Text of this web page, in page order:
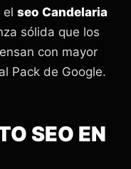
el seo Candelaria
sólida que los
con mayor
Pack de Google.
SEO EN